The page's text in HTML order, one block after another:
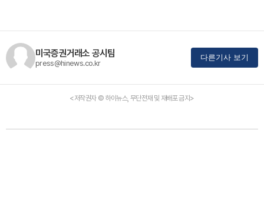
미국증권거래소 공시팀
press@hinews.co.kr
다른기사 보기
<저작권자 © 하이뉴스, 무단전재 및 재배포 금지>